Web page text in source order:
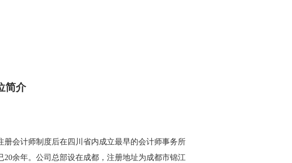
简介
册会计师制度后在四川省内成立最早的会计师事务所
20余年。公司总部设在成都，注册地址为成都市锦江